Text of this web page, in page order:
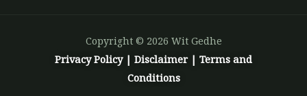
Copyright © 2026 Wit Gedhe
Privacy Policy| Disclaimer| Terms and
Conditions